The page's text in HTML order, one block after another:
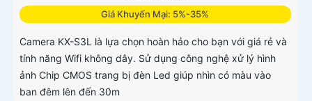
Giá Khuyến Mại: 5%-35%
Camera KX-S3L là lựa chọn hoàn hảo cho bạn với giá rẻ và
tính năng Wifi không dây. Sử dụng công nghệ xử lý hình
ảnh Chip CMOS trang bị đèn Led giúp nhìn có màu vào
ban đêm lên đến 30m